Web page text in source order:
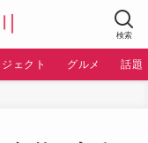
検索
ェクト グルメ 話題